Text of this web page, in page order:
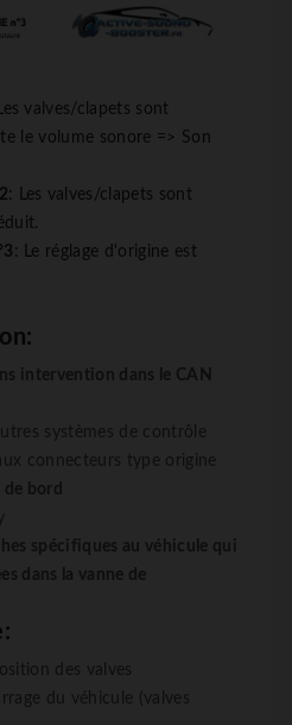
valves/clapets sont
le volume sonore => Son
: Les valves/clapets sont
: Le réglage d'origine est
intervention dans le CAN
systèmes de contrôle
connecteurs type origine
bord
spécifiques au véhicule qui
dans la vanne de
des valves
du véhicule (valves